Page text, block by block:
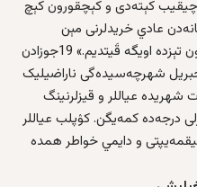
چیقیب کېته‌دی و کېچقورون کېچ
عادي خریدلرنی مېن
قیله‌من. جوده‌ قۉرقیب کېتگنیم اوچون تېزده اویگه قَیتدیم.» 19جوزادن
شهرچه‌سیده‌گی ناراضیلیک
شهریده عیاللر و قیزلرنینگ
درجه‌ده کمه‌یگن. کۉپلب عیاللر
و دایمي خواطر همده‌